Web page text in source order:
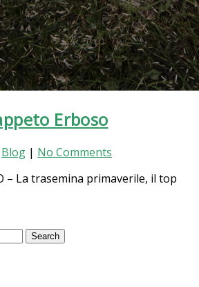
Erboso
Blog | No Comments
– La trasemina primaverile, il top